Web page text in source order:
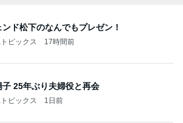
ンド松下のなんでもプレゼン！
ピックス 17時間前
子 25年ぶり夫婦役と再会
ピックス 1日前